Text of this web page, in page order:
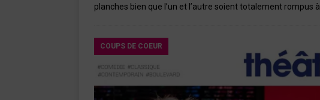
planches bien que l’un et l’autre soient totalement rompus à
COUPS DE COEUR